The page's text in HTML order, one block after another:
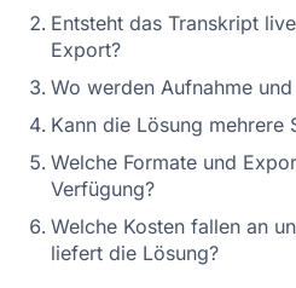
Entsteht das Transkript
Export?
Wo werden Aufnahme
Kann die Lösung mehrere
Welche Formate und
Verfügung?
Welche Kosten fallen an
liefert die Lösung?